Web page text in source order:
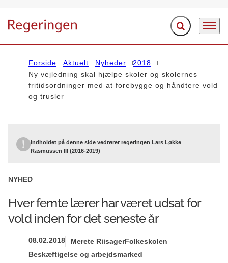
Gå til forsiden Fold søgefelt ud
Menu
Forside Aktuelt Nyheder
2018
Ny vejledning skal hjælpe skoler og skolernes
fritidsordninger med at forebygge og håndtere vold
og trusler
Indholdet på denne side vedrører regeringen Lars Løkke
Rasmussen III (2016-2019)
NYHED
Hver femte lærer har været udsat for
vold inden for det seneste år
08.02.2018 Merete RiisagerFolkeskolen
Beskæftigelse og arbejdsmarked